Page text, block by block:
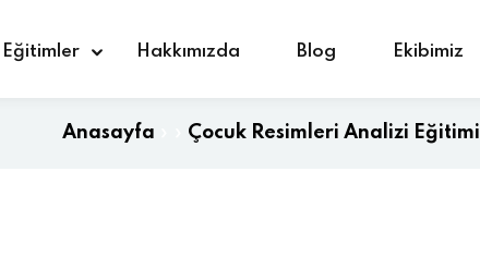
Eğitimler Hakkımızda Blog Ekibimiz
Anasayfa Çocuk Resimleri Analizi Eğitimi